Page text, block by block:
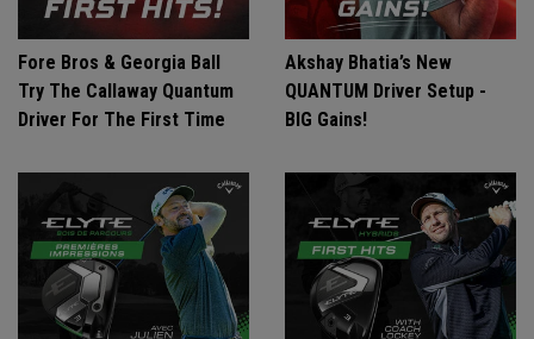
Fore Bros & Georgia Ball
Try The Callaway Quantum
Driver For The First Time
Akshay Bhatia’s New
QUANTUM Driver Setup -
BIG Gains!